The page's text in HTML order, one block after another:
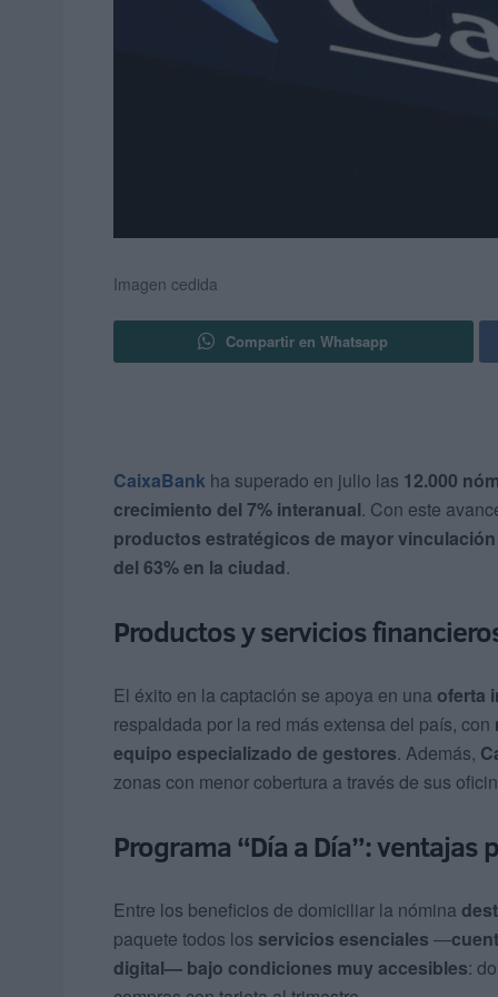
Imagen cedida
Compartir en Whatsapp
CaixaBank ha superado en julio las 12.000
crecimiento del 7% interanual. Con este
productos estratégicos de mayor
del 63% en la ciudad.
Productos y servicios
El éxito en la captación se apoya en una oferta
respaldada por la red más extensa del país, con
equipo especializado de gestores. Además,
zonas con menor cobertura a través de sus
Programa “Día a Día”: ventajas
Entre los beneficios de domiciliar la nómina
paquete todos los servicios esenciales —
digital— bajo condiciones muy accesibles: